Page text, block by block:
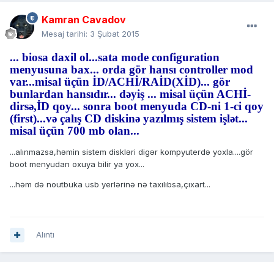
Kamran Cavadov
Mesaj tarihi: 3 Şubat 2015
... biosa daxil ol...sata mode configuration
menyusuna bax... orda gör hansı controller mod
var...misal üçün İD/ACHİ/RAİD(XİD)... gör
bunlardan hansıdır... dəyiş ... misal üçün ACHİ-
dirsə,İD qoy... sonra boot menyuda CD-ni 1-ci qoy
(first)...və çalış CD diskinə yazılmış sistem işlət...
misal üçün 700 mb olan...
...alınmazsa,həmin sistem diskləri digər kompyuterdə yoxla....gör
boot menyudan oxuya bilir ya yox...
...həm də noutbuka usb yerlərinə nə taxılıbsa,çıxart...
Alıntı